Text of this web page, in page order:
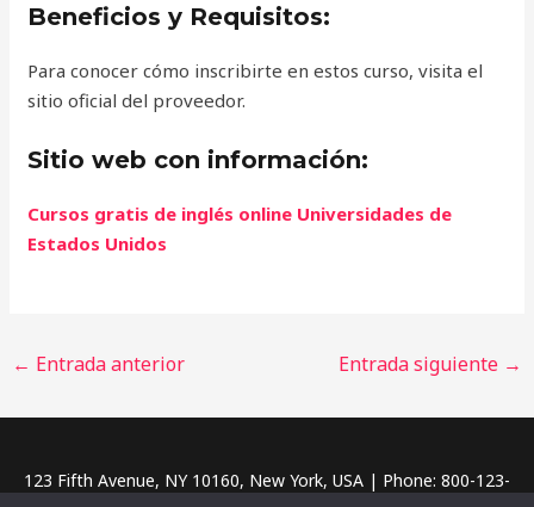
Beneficios y Requisitos:
Para conocer cómo inscribirte en estos curso, visita el
sitio oficial del proveedor.
Sitio web con información:
Cursos gratis de inglés online Universidades de
Estados Unidos
← Entrada anterior Entrada siguiente →
123 Fifth Avenue, NY 10160, New York, USA | Phone: 800-123-